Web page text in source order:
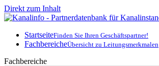
Direkt zum Inhalt
StartseiteFinden Sie Ihren Geschäftspartner!
FachbereicheÜbersicht zu Leitungsmerkmalen
Fachbereiche